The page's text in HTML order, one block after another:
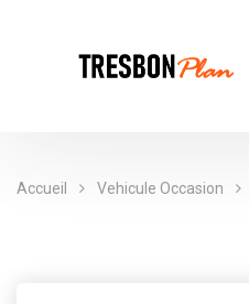
Accueil Vehicule Occasion